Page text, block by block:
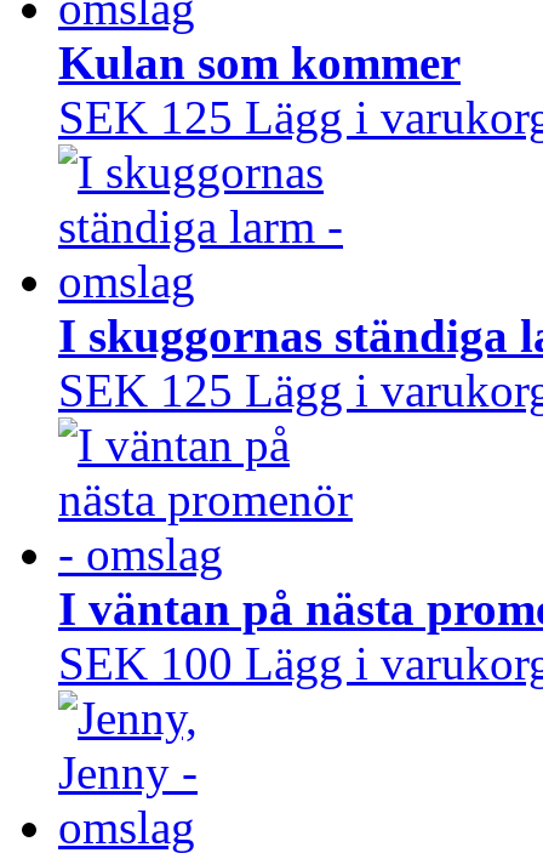
Kulan som kommer
SEK 125 Lägg i
I skuggornas ständiga
SEK 125 Lägg i
I väntan på nästa
SEK 100 Lägg i